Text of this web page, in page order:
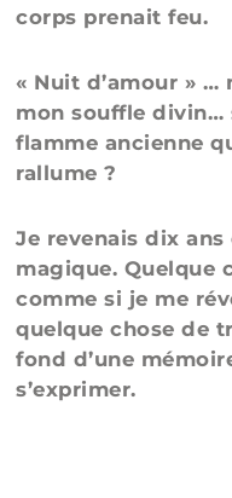
corps prenait feu.
« Nuit d’amour » …
mon souffle divin…
flamme ancienne
rallume ?
Je revenais dix
magique. Quelque
comme si je me
quelque chose de
fond d’une
s’exprimer.